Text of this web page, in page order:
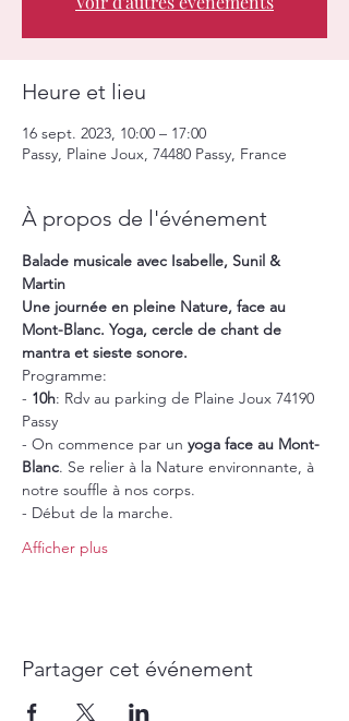
Heure et lieu
16 sept. 2023, 10:00 – 17:00
Passy, Plaine Joux, 74480 Passy, France
À propos de l'événement
Balade musicale avec Isabelle, Sunil &
Martin
Une journée en pleine Nature, face au
Mont-Blanc. Yoga, cercle de chant de
mantra et sieste sonore.
Programme:
- 10h: Rdv au parking de Plaine Joux 74190
Passy
- On commence par un yoga face au Mont-
Blanc. Se relier à la Nature environnante, à
notre souffle à nos corps.
- Début de la marche.
Afficher plus
Partager cet événement